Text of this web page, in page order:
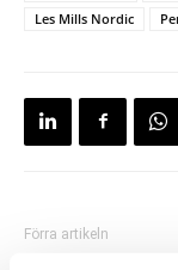
Les Mills Nordic
Förra artikeln